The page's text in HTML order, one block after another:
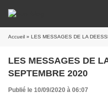
Accueil » LES MESSAGES DE LA
LES MESSAGES DE LA
SEPTEMBRE 2020
Publié le 10/09/2020 à 06:07